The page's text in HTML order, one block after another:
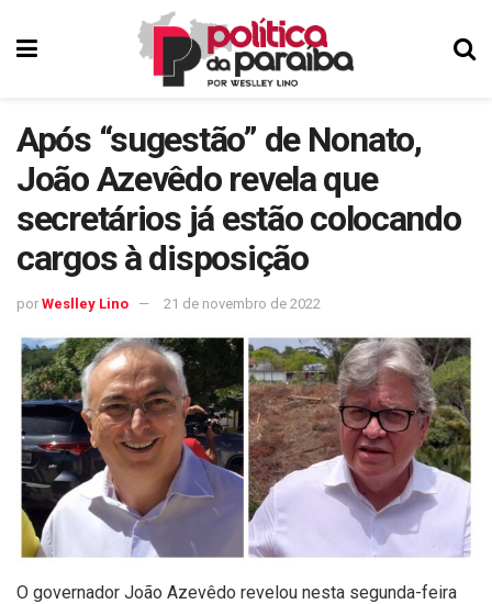
Após “sugestão” de Nonato,
João Azevêdo revela que
secretários já estão colocando
cargos à disposição
por Weslley Lino 21 de novembro de 2022
O governador João Azevêdo revelou nesta segunda-feira